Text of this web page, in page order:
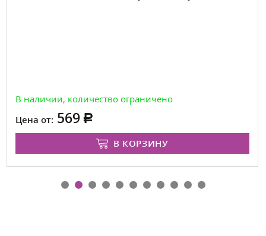
В наличии, количество ограничено
Цена от: 569
В КОРЗИНУ